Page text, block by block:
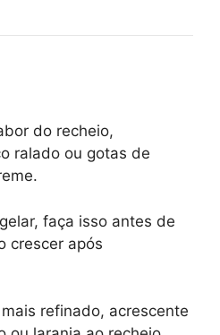
do recheio,
ralado ou gotas de
faça isso antes de
crescer após
refinado, acrescente